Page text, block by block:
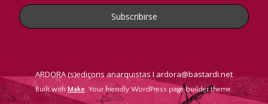
ARDORA (s)ediçons anarquistas I ardora@bastardi.net
Built withMake. Your friendly WordPress page builder theme.